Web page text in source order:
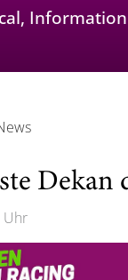
Dekan
Uhr